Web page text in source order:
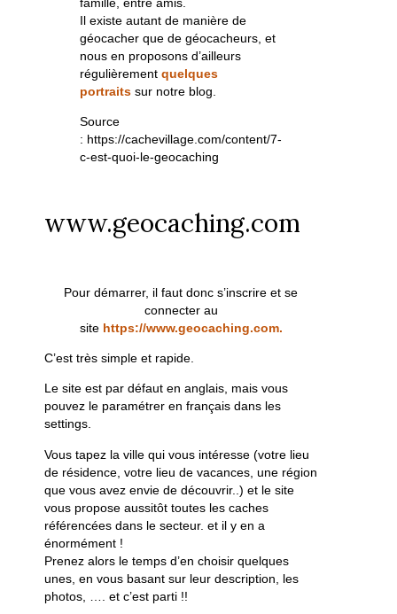
Il existe autant de manière de
géocacher que de géocacheurs, et
nous en proposons d’ailleurs
régulièrementquelques
portraits sur notre blog.
Source
: https://cachevillage.com/content/7-
c-est-quoi-le-geocaching
www.geocaching.com
Pour démarrer, il faut donc s’inscrire et se
connecter au
site https://www.geocaching.com.
C’est très simple et rapide.
Le site est par défaut en anglais, mais vous
pouvez le paramétrer en français dans les
settings.
Vous tapez la ville qui vous intéresse (votre lieu
de résidence, votre lieu de vacances, une région
que vous avez envie de découvrir..) et le site
vous propose aussitôt toutes les caches
référencées dans le secteur. et il y en a
énormément !
Prenez alors le temps d’en choisir quelques
unes, en vous basant sur leur description, les
photos, …. et c’est parti !!